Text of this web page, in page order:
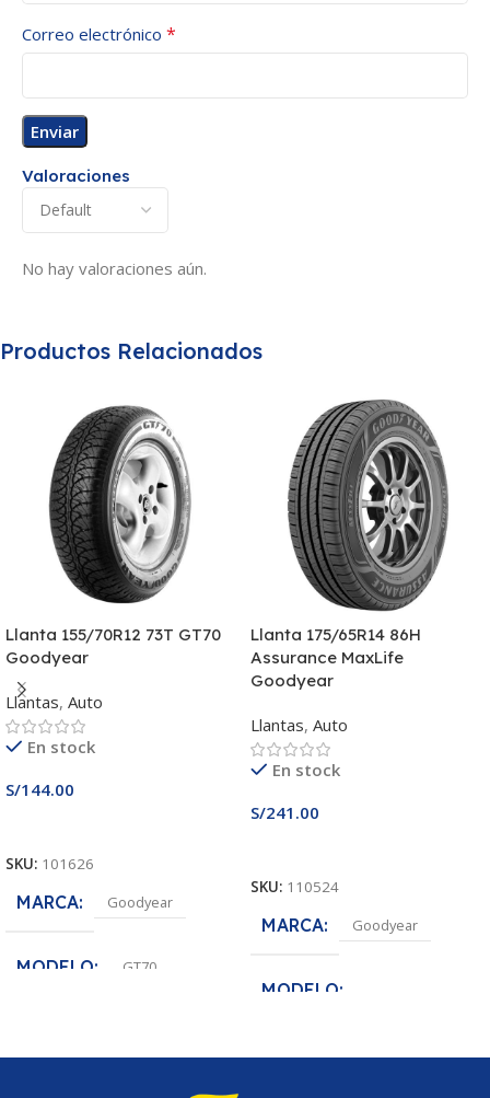
Valoraciones
No hay valoraciones aún.
Correo electrónico *
Productos Relacionados
Llanta 155/70R12 73T GT70
Goodyear
Llantas, Auto
En stock
S/144.00
SKU: 101626
MARCA Goodyear
MODELO GT70
Llanta 175/65R14 86H
Assurance MaxLife
Goodyear
Llantas, Auto
En stock
S/241.00
SKU: 110524
MARCA Goodyear
MODELO